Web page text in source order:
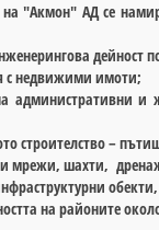
"Акмон" АД се
дейност
с недвижими имоти;
административни
строителство –
мрежи, шахти,
на районите